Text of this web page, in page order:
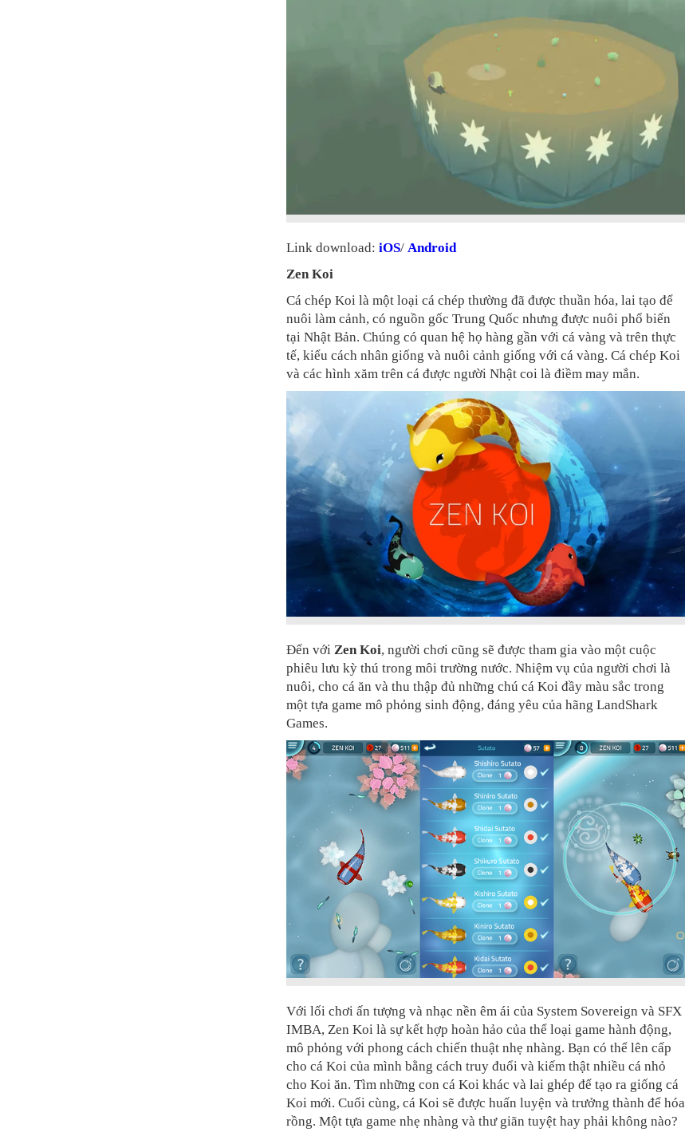
Link download: iOS/ Android
Zen Koi
Cá chép Koi là một loại cá chép thường đã được thuần hóa, lai tạo để
nuôi làm cảnh, có nguồn gốc Trung Quốc nhưng được nuôi phổ biến
tại Nhật Bản. Chúng có quan hệ họ hàng gần với cá vàng và trên thực
tế, kiểu cách nhân giống và nuôi cảnh giống với cá vàng. Cá chép Koi
và các hình xăm trên cá được người Nhật coi là điềm may mắn.
Đến với Zen Koi, người chơi cũng sẽ được tham gia vào một cuộc
phiêu lưu kỳ thú trong môi trường nước. Nhiệm vụ của người chơi là
nuôi, cho cá ăn và thu thập đủ những chú cá Koi đầy màu sắc trong
một tựa game mô phỏng sinh động, đáng yêu của hãng LandShark
Games.
Với lối chơi ấn tượng và nhạc nền êm ái của System Sovereign và SFX
IMBA, Zen Koi là sự kết hợp hoàn hảo của thể loại game hành động,
mô phỏng với phong cách chiến thuật nhẹ nhàng. Bạn có thể lên cấp
cho cá Koi của mình bằng cách truy đuổi và kiếm thật nhiều cá nhỏ
cho Koi ăn. Tìm những con cá Koi khác và lai ghép để tạo ra giống cá
Koi mới. Cuối cùng, cá Koi sẽ được huấn luyện và trưởng thành để hóa
rồng. Một tựa game nhẹ nhàng và thư giãn tuyệt hay phải không nào?